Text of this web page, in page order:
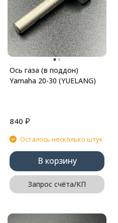
Ось газа (в поддон)
Yamaha 20-30 (YUELANG)
840 ₽
Осталось несколько штук
В корзину
Запрос счёта/КП